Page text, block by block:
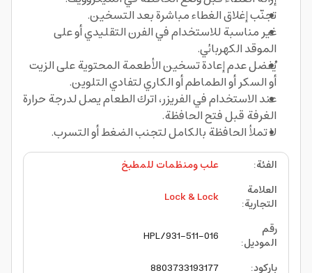
تجنّب إغلاق الغطاء مباشرة بعد التسخين.
غير مناسبة للاستخدام في الفرن التقليدي أو على
الموقد الكهربائي.
يُفضل عدم إعادة تسخين الأطعمة المحتوية على الزيت
أو السكر أو الطماطم أو الكاري لتفادي التلوين.
عند الاستخدام في الفريزر، اترك الطعام يصل لدرجة حرارة
الغرفة قبل فتح الحافظة.
لا تملأ الحافظة بالكامل لتجنب الضغط أو التسرب.
الفئة:
علب ومنظمات للمطبخ
العلامة
التجارية:
Lock & Lock
رقم
الموديل:
511-016-HPL/931
باركود:
8803733193177